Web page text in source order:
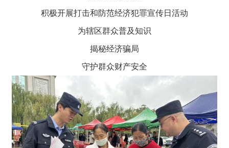
积极开展打击和防范经济犯罪宣传日活动
为辖区群众普及知识
揭秘经济骗局
守护群众财产安全